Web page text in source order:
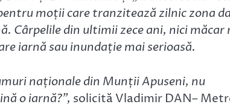
moții care tranzitează zilnic zona
Cârpelile din ultimii zece ani, nici măcar
iarnă sau inundație mai serioasă.
naționale din Munții Apuseni, nu
o iarnă?”, solicită Vladimir DAN–